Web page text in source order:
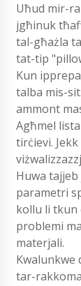
Uħud mir-
jgħinuk
tal-għażla
tat-tip
Kun
talba mis-
ammont
Agħmel
tirċievi.
Huwa
parametri
kollu li tkun
problemi
materjali.
Kwalunkwe
tar-